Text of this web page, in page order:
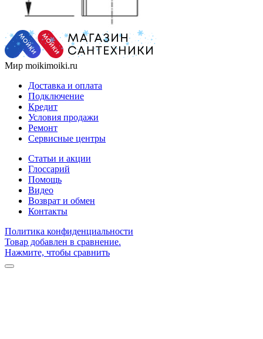
Мир moikimoiki.ru
Доставка и оплата
Подключение
Кредит
Условия продажи
Ремонт
Сервисные центры
Статьи и акции
Глоссарий
Помощь
Видео
Возврат и обмен
Контакты
Политика конфиденциальности
Товар добавлен в сравнение.
Нажмите, чтобы сравнить